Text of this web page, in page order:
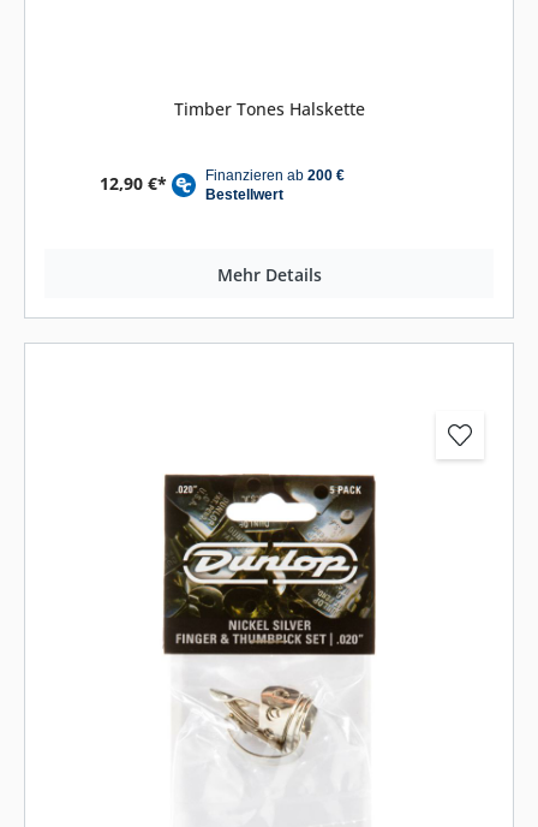
Timber Tones Halskette
12,90 €*
Mehr Details